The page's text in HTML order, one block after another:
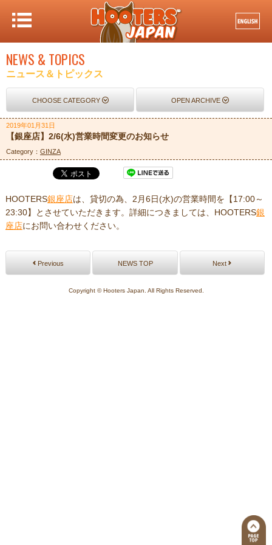
NEWS & TOPICS
ニュース＆トピックス
CHOOSE CATEGORY OPEN ARCHIVE
2019年01月31日
【銀座店】2/6(水)営業時間変更のお知らせ
Category： GINZA
HOOTERS銀座店は、貸切の為、2月6日(水)の営業時間を【17:00～
23:30】とさせていただきます。詳細につきましては、HOOTERS銀
座店にお問い合わせください。
Previous NEWS TOP Next
Copyright © Hooters Japan. All Rights Reserved.